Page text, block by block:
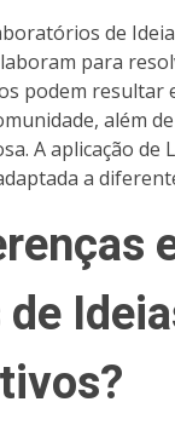
de
para
podem resultar
além
A aplicação de
a